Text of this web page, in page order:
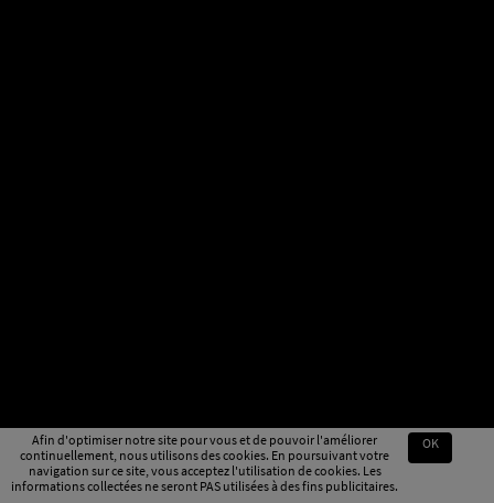
Afin d'optimiser notre site pour vous et de pouvoir l'améliorer
continuellement, nous utilisons des cookies. En poursuivant votre
navigation sur ce site, vous acceptez l'utilisation de cookies. Les
informations collectées ne seront PAS utilisées à des fins publicitaires.
OK